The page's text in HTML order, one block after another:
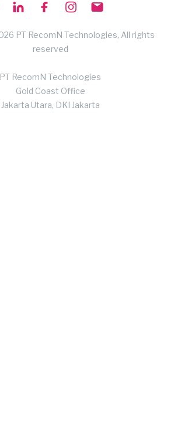
PT RecomN Technologies, All rights
reserved
PT RecomN Technologies
Gold Coast Office
Jakarta Utara, DKI Jakarta